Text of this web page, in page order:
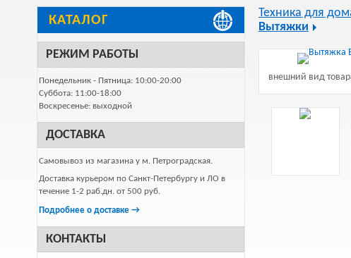
КАТАЛОГ
РЕЖИМ РАБОТЫ
Понедельник - Пятница: 10:00-20:00
Суббота: 11:00-18:00
Воскресенье: выходной
ДОСТАВКА
Самовывоз из магазина у м. Петроградская.
Доставка курьером по Санкт-Петербургу и ЛО в
течение 1-2 раб.дн. от 500 руб.
Подробнее о доставке →
КОНТАКТЫ
Техника для
Вытяжки
внешний вид